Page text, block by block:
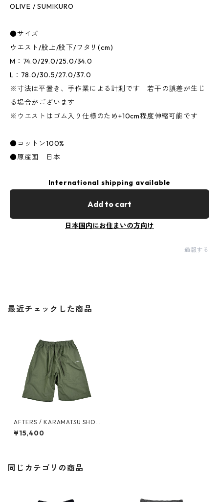
OLIVE / SUMIKURO
●サイズ
ウエスト/股上/股下/ワタリ(cm)
M：74.0/29.0/25.0/34.0
L：78.0/30.5/27.0/37.0
※寸法は平置き、手作業による計測です 若干の誤差が生じ
る場合がございます
※ウエストはゴム入り仕様のため+10cm程度伸縮可能です
●コットン100%
●原産国 日本
International shipping available
Add to cart
日本国内にお住まいの方向け
通報する
最近チェックした商品
AFTERS / KARAMATSU SHOR
TS
¥15,400
同じカテゴリの商品